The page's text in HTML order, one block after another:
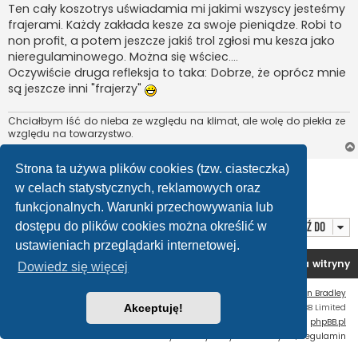
Strona ta używa plików cookies (tzw. ciasteczka)
w celach statystycznych, reklamowych oraz
funkcjonalnych. Warunki przechowywania lub
dostępu do plików cookies można określić w
ustawieniach przeglądarki internetowej.
Dowiedz się więcej
Akceptuję!
Ten cały koszotrys uświadamia mi jakimi wszyscy jesteśmy
frajerami. Każdy zakłada kesze za swoje pieniądze. Robi to
non profit, a potem jeszcze jakiś trol zgłosi mu kesza jako
nieregulaminowego. Można się wściec....
Oczywiście druga refleksja to taka: Dobrze, że oprócz mnie
są jeszcze inni "frajerzy"
Chciałbym iść do nieba ze względu na klimat, ale wolę do piekła ze
względu na towarzystwo.
ODPOWIEDZ
Posty: 36 3
Przejdź do
Forum OC PL Strona główna Usuń ciasteczka witryny
Ian Bradley
Technologię dostarczaphpBB
® Forum Software © phpBB Limited
Polski pakiet językowy dostarcza phpBB.pl
Regulamin